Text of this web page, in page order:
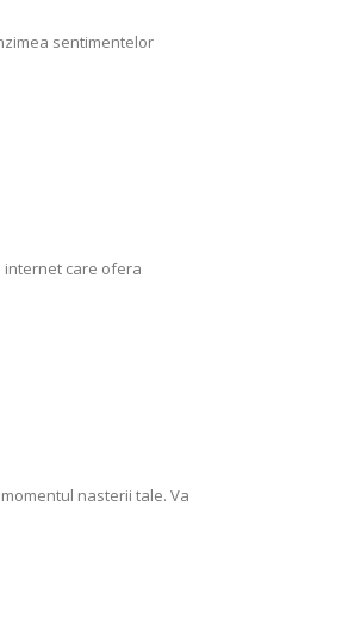
sentimentelor
internet care ofera
nasterii tale. Va